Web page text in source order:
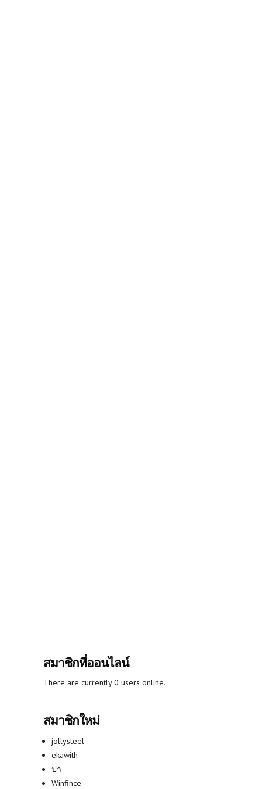
สมาชิกที่ออนไลน์
There are currently 0 users online.
สมาชิกใหม่
jollysteel
ekawith
ปา
Winfince